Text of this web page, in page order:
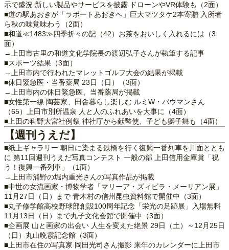
示で盛況 新しい製品やサービスを披露 ドローンやVR体験も（2面）
■道の駅あおきが「ラポートあおきへ」巨大マツタケ2本寄贈 入所者
ら秋の味覚味わう（2面）
■和道≪1483≫四季折々の記（42）お茶をおいしく入れるには（3
面）
→上田市古里の和道文化学院長の渡辺弘子さんが執筆する記事
■スポーツ結果（3面）
→上田市内で行われたマレットゴルフ大会の結果が掲載
■休日緊急医・当番薬局 23日（日）（3面）
→上田市内の休日緊急医、当番薬局が掲載
■女性第一線 陶芸家、田舎暮らし楽しむ ルミW・バウマンさん
（65）上田市別所温泉 人と人のふれあいを大事に（4面）
■上田の科野大宮社例祭 神社庁から献幣使、子ども獅子舞も（4面）
【週刊うえだ】
■紙上ギャラリー 朝日に染まる鉄橋を行く復興一番列車を川面ととも
に 第11回週刊うえだ写真コンテスト 一般の部 上田信用金庫賞「祝
う！復興一番列車」（1面）
→上田市浦野の堀内重光さんの写真作品が掲載
■中世の女流画家・博物学者「マリーア・ズィビラ・メーリアン展」
11月27日（日）まで 青木村の信州昆虫資料館で開催中（3面）
■丸子修学館高校野球部創設100周年記念「栄光の足跡展」入場無料
11月13日（日）まで丸子文化会館で開催中（3面）
■企画展 山と画家の出会い 人生を変えた絶景 29日（土）～12月25日
（日）丸山晩霞記念館（3面）
■上田市在住の写真家 岡田光司さん撮影 来年のカレンダーに上田市